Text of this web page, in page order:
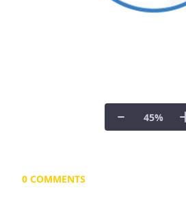
45%
Documents and Media
0 COMMENTS